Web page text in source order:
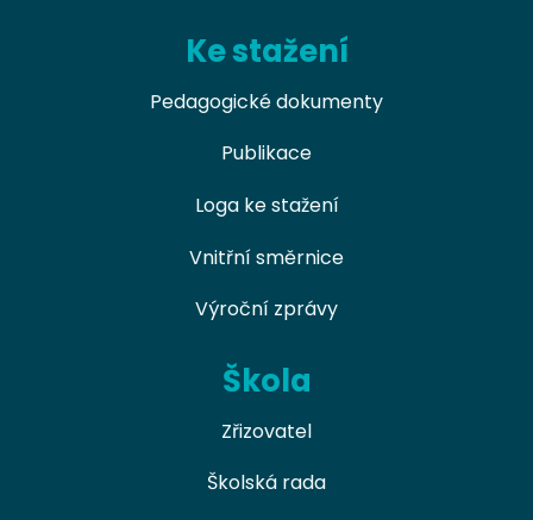
Ke stažení
Pedagogické dokumenty
Publikace
Loga ke stažení
Vnitřní směrnice
Výroční zprávy
Škola
Zřizovatel
Školská rada